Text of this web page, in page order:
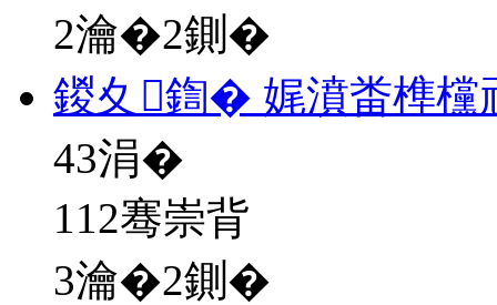
2瀹�2鍘�
鍐夊鍧� 娓濆畨榫欓
43涓�
112骞崇背
3瀹�2鍘�